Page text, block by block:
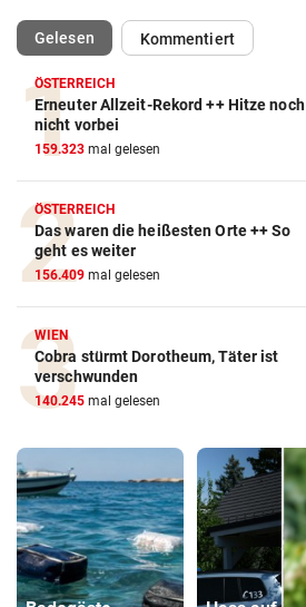
Gelesen(ausgewählt)Kommentiert
ÖSTERREICH
Erneuter Allzeit-Rekord ++ Hitze noch
nicht vorbei
159.323 mal gelesen
ÖSTERREICH
Das waren die heißesten Orte ++ So
geht es weiter
156.409 mal gelesen
WIEN
Cobra stürmt Dorotheum, Täter ist
verschwunden
140.245 mal gelesen